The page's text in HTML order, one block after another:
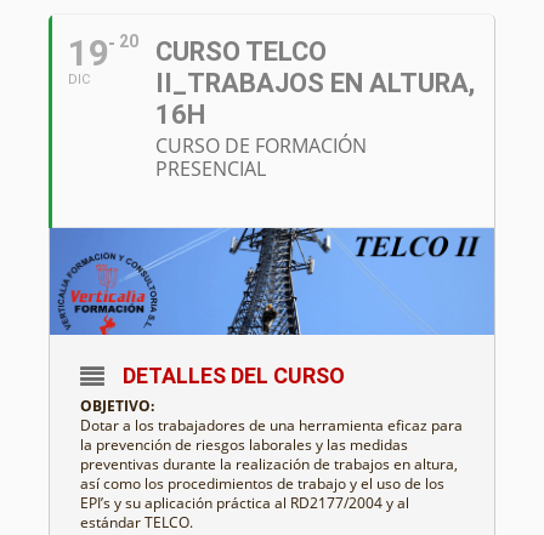
19
DIC
20
CURSO TELCO
II_TRABAJOS EN ALTURA,
16H
CURSO DE FORMACIÓN
PRESENCIAL
DETALLES DEL CURSO
OBJETIVO:
Dotar a los trabajadores de una herramienta eficaz para
la prevención de riesgos laborales y las medidas
preventivas durante la realización de trabajos en altura,
así como los procedimientos de trabajo y el uso de los
EPI’s y su aplicación práctica al RD2177/2004 y al
estándar TELCO.